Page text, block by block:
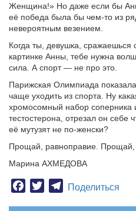
Женщина!» Но даже если бы
её победа была бы чем-то из
невероятным везением.
Когда ты, девушка, сражаешься
картинке Анны, тебе нужна
сила. А спорт — не про это.
Парижская Олимпиада
чаще уходить из спорта. Ну
хромосомный набор соперника
тестостерона, отрезал он себе
её мутузят не по-женски?
Прощай, равноправие.
Марина АХМЕДОВА
Facebook
TwitterTelegram
Поделиться